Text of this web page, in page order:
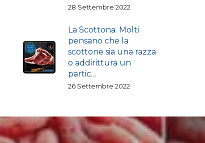
28 Settembre 2022
La Scottona. Molti
pensano che la
scottone sia una razza
o addirittura un
partic…
26 Settembre 2022